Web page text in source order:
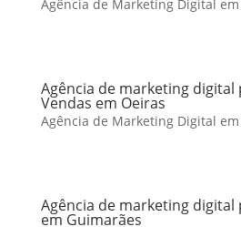
Agência de Marketing Digital
Agência de marketing
Vendas em Oeiras
Agência de Marketing Digital
Agência de marketing
em Guimarães